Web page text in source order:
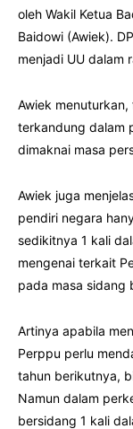
oleh Wakil Ketua
Baidowi (Awiek).
menjadi UU dalam
Awiek menuturkan,
terkandung dalam
dimaknai masa
Awiek juga
pendiri negara
sedikitnya 1 kali
mengenai terkait
pada masa sidang
Artinya apabila
Perppu perlu
tahun berikutnya,
Namun dalam
bersidang 1 kali